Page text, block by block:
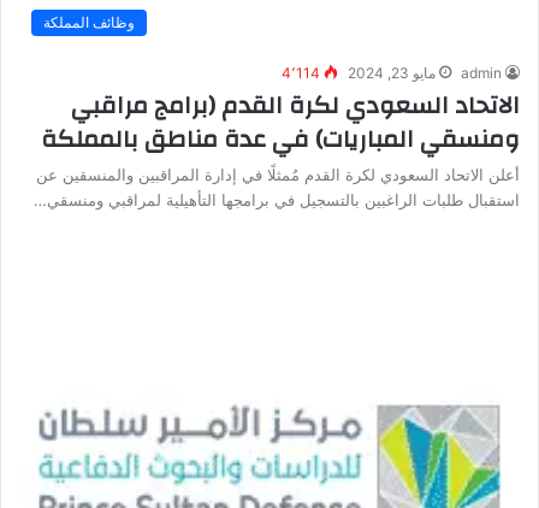
وظائف المملكة
admin مايو 23, 2024 4٬114
الاتحاد السعودي لكرة القدم (برامج مراقبي
ومنسقي المباريات) في عدة مناطق بالمملكة
أعلن الاتحاد السعودي لكرة القدم مُمثلًا في إدارة المراقبين والمنسقين عن
استقبال طلبات الراغبين بالتسجيل في برامجها التأهيلية لمراقبي ومنسقي…